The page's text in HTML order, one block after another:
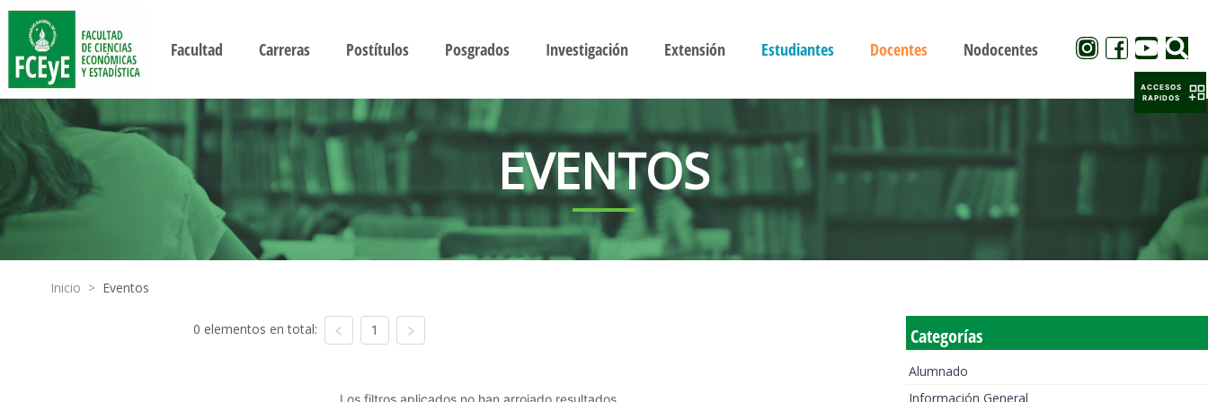
Facultad Carreras Postítulos Posgrados Investigación Extensión Estudiantes Docentes Nodocentes
EVENTOS
Inicio > Eventos
0 elementos en total: 1
Los filtros aplicados no han arrojado resultados
Categorías
Alumnado
Información General
ACCESOS
RAPIDOS